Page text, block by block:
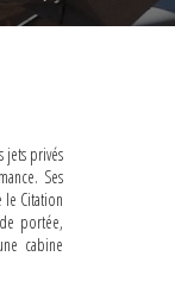
jets privés
Ses
Citation
portée,
cabine